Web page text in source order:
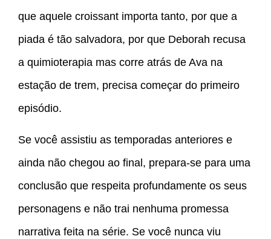
que aquele croissant importa tanto, por que a
piada é tão salvadora, por que Deborah recusa
a quimioterapia mas corre atrás de Ava na
estação de trem, precisa começar do primeiro
episódio.
Se você assistiu as temporadas anteriores e
ainda não chegou ao final, prepara-se para uma
conclusão que respeita profundamente os seus
personagens e não trai nenhuma promessa
narrativa feita na série. Se você nunca viu